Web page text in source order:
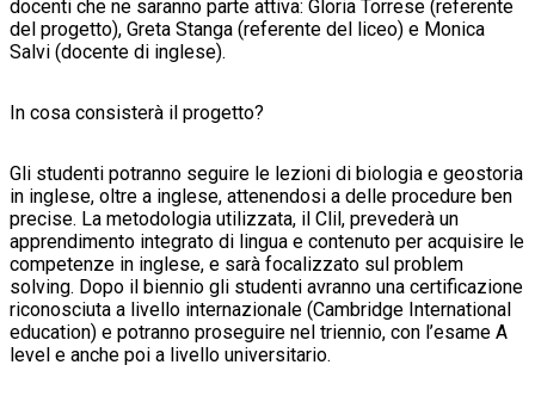
docenti che ne saranno parte attiva: Gloria Torrese (referente
del progetto), Greta Stanga (referente del liceo) e Monica
Salvi (docente di inglese).
In cosa consisterà il progetto?
Gli studenti potranno seguire le lezioni di biologia e geostoria
in inglese, oltre a inglese, attenendosi a delle procedure ben
precise. La metodologia utilizzata, il Clil, prevederà un
apprendimento integrato di lingua e contenuto per acquisire le
competenze in inglese, e sarà focalizzato sul problem
solving. Dopo il biennio gli studenti avranno una certificazione
riconosciuta a livello internazionale (Cambridge International
education) e potranno proseguire nel triennio, con l’esame A
level e anche poi a livello universitario.